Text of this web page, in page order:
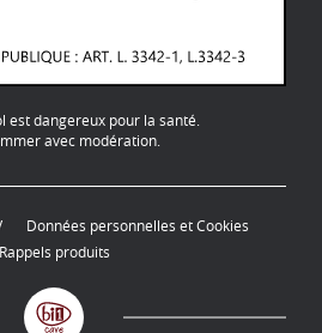
est dangereux pour la santé.
avec modération.
Données personnelles et Cookies
Rappels produits